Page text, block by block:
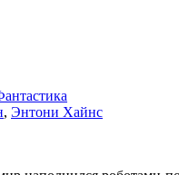
, Энтони Хайнс